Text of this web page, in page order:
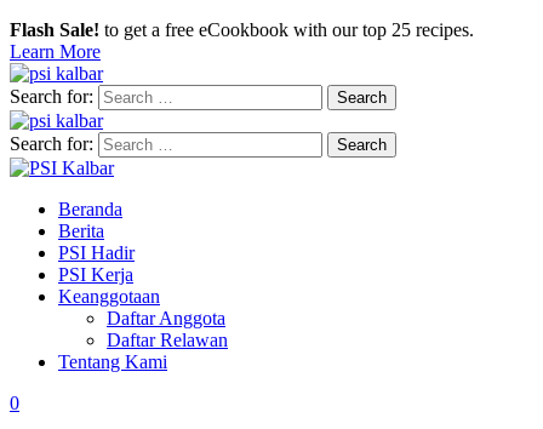
Flash Sale! to get a free eCookbook with our top 25 recipes.
Learn More
Search for:
Search for:
Beranda
Berita
PSI Hadir
PSI Kerja
Keanggotaan
Daftar Anggota
Daftar Relawan
Tentang Kami
0